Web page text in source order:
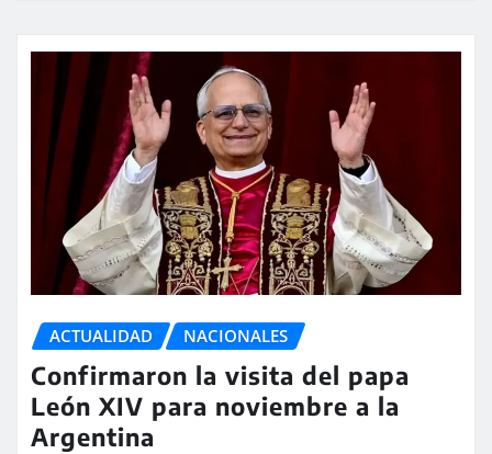
ACTUALIDAD NACIONALES
Confirmaron la visita del papa
León XIV para noviembre a la
Argentina